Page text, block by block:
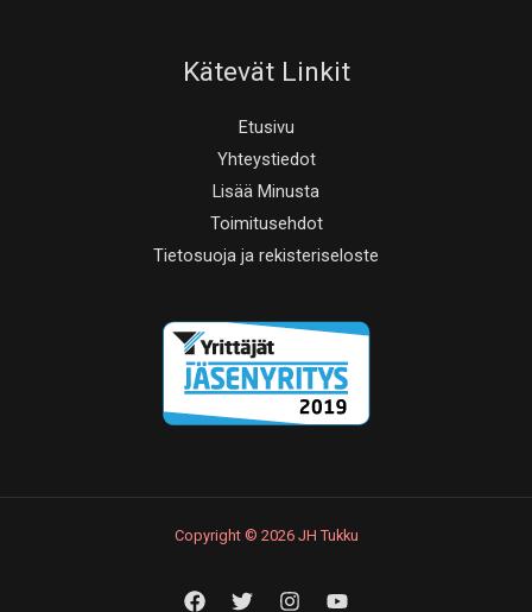
Kätevät Linkit
Etusivu
Yhteystiedot
Lisää Minusta
Toimitusehdot
Tietosuoja ja rekisteriseloste
Copyright © 2026 JH Tukku